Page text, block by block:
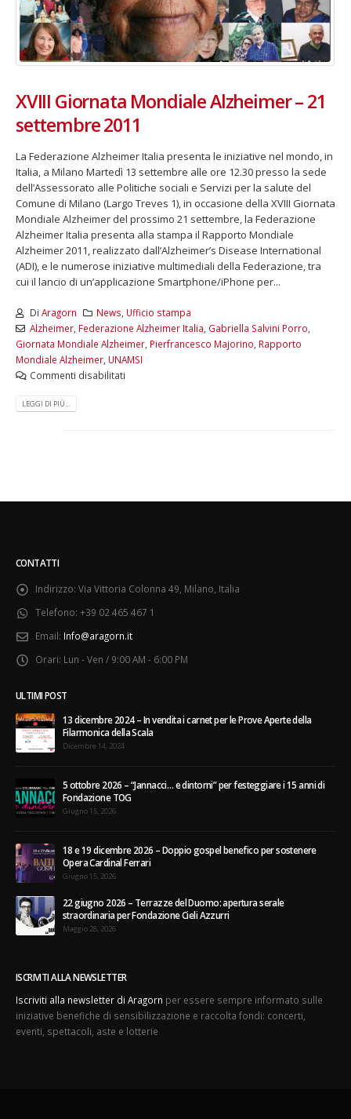
XVIII Giornata Mondiale Alzheimer – 21
settembre 2011
La Federazione Alzheimer Italia presenta le iniziative nel mondo, in
Italia, a Milano Martedì 13 settembre alle ore 12.30 presso la sede
dell’Assessorato alle Politiche sociali e Servizi per la salute del
Comune di Milano (Largo Treves 1), in occasione della XVIII Giornata
Mondiale Alzheimer del prossimo 21 settembre, la Federazione
Alzheimer Italia presenta alla stampa il Rapporto Mondiale
Alzheimer 2011, realizzato dall’Alzheimer’s Disease International
(ADI), e le numerose iniziative multimediali della Federazione, tra
cui il lancio di un’applicazione Smartphone/iPhone per...
Di Aragorn News Ufficio stampa
Alzheimer, Federazione Alzheimer Italia Gabriella Salvini Porro
Giornata Mondiale Alzheimer Pierfrancesco Majorino Rapporto
Mondiale Alzheimer UNAMSI
Commenti disabilitati
LEGGI DI PIÙ...
CONTATTI
Indirizzo: Via Vittoria Colonna 49, Milano, Italia
Telefono: +39 02 465 467 1
Email: Info@aragorn.it
Orari: Lun - Ven / 9:00 AM - 6:00 PM
ULTIMI POST
13 dicembre 2024 – In vendita i carnet per le Prove Aperte della
Filarmonica della Scala
Dicembre 14, 2024
5 ottobre 2026 – “Jannacci… e dintorni” per festeggiare i 15 anni di
Fondazione TOG
Giugno 15, 2026
18 e 19 dicembre 2026 – Doppio gospel benefico per sostenere
Opera Cardinal Ferrari
Giugno 15, 2026
22 giugno 2026 – Terrazze del Duomo: apertura serale
straordinaria per Fondazione Cieli Azzurri
Maggio 28, 2026
ISCRIVITI ALLA NEWSLETTER
Iscriviti alla newsletter di Aragorn per essere sempre informato sulle
iniziative benefiche di sensibilizzazione e raccolta fondi: concerti,
eventi, spettacoli, aste e lotterie